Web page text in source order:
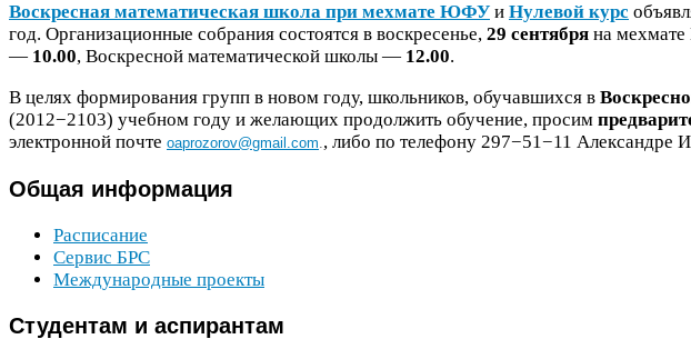
Воскресная математическая школа при мехмате ЮФУ и Нулевой курс
год. Организационные собрания состоятся в воскресенье, 29 сентября на мехмате
— 10.00, Воскресной математической школы — 12.00.
В целях формирования групп в новом году, школьников, обучавшихся в
(2012−2103) учебном году и желающих продолжить обучение, просим
электронной почте oaprozorov@gmail.com., либо по телефону 297−51−11 Александре
Общая информация
Расписание
Сервис БРС
Международные проекты
Студентам и аспирантам